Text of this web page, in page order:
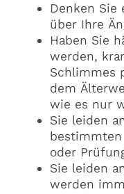
Denken Sie
über Ihre
Haben Sie
werden,
Schlimmes
dem
wie es nur
Sie leiden
bestimmten
oder
Sie leiden
werden